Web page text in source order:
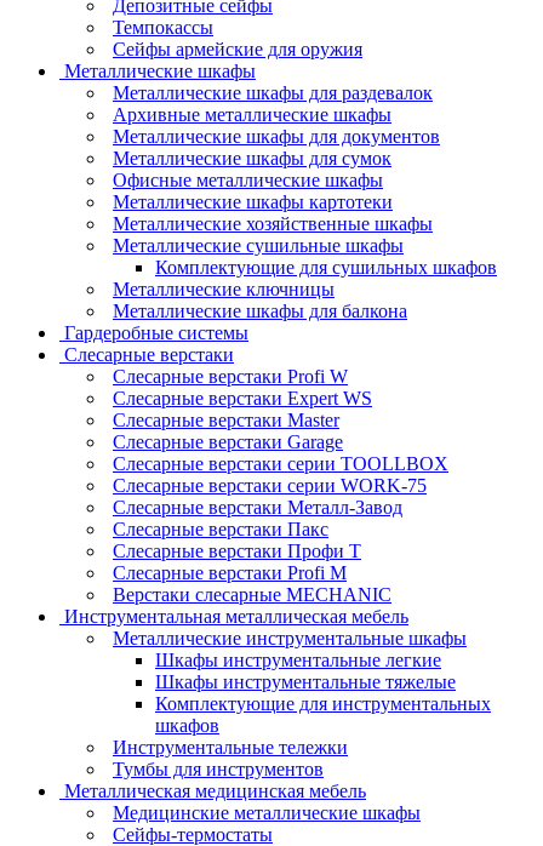
Депозитные сейфы
Темпокассы
Сейфы армейские для оружия
Металлические шкафы
Металлические шкафы для раздевалок
Архивные металлические шкафы
Металлические шкафы для документов
Металлические шкафы для сумок
Офисные металлические шкафы
Металлические шкафы картотеки
Металлические хозяйственные шкафы
Металлические сушильные шкафы
Комплектующие для сушильных шкафов
Металлические ключницы
Металлические шкафы для балкона
Гардеробные системы
Слесарные верстаки
Слесарные верстаки Profi W
Слесарные верстаки Expert WS
Слесарные верстаки Master
Слесарные верстаки Garage
Слесарные верстаки серии TOOLLBOX
Слесарные верстаки серии WORK-75
Слесарные верстаки Металл-Завод
Слесарные верстаки Пакс
Слесарные верстаки Профи Т
Слесарные верстаки Profi M
Верстаки слесарные MECHANIC
Инструментальная металлическая мебель
Металлические инструментальные шкафы
Шкафы инструментальные легкие
Шкафы инструментальные тяжелые
Комплектующие для инструментальных
шкафов
Инструментальные тележки
Тумбы для инструментов
Металлическая медицинская мебель
Медицинские металлические шкафы
Сейфы-термостаты